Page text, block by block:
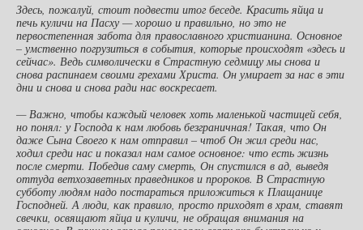
Здесь, пожалуй, стоит подвести итог беседе. Красить яйца и
печь куличи на Пасху — хорошо и правильно, но это не
первостепенная забота для православного христианина. Основное
– умственно погрузиться в события, которые происходят «здесь и
сейчас». Ведь символически в Страстную седмицу мы снова и
снова распинаем своими грехами Христа. Он умирает за нас в эти
дни и снова и снова ради нас воскресает.
— Важно, чтобы каждый человек хоть маленькой частицей себя,
но понял: у Господа к нам любовь безграничная! Такая, что Он
даже Сына Своего к нам отправил – чтоб Он жил среди нас,
ходил среди нас и показал нам самое основное: что есть жизнь
после смерти. Победив саму смерть, Он спустился в ад, выведя
оттуда ветхозаветных праведников и пророков. В Страстную
субботу людям надо постараться приложиться к Плащанице
Господней. А люди, как правило, просто приходят в храм, ставят
свечки, освящают яйца и куличи, не обращая внимания на